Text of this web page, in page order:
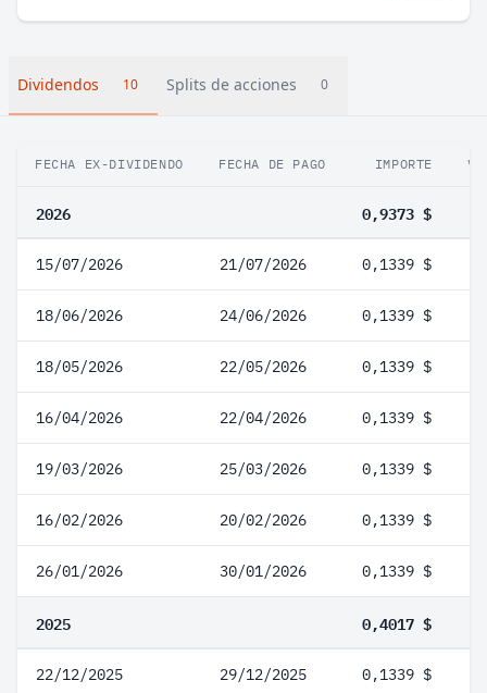
Dividendos 10 Splits de acciones 0
FECHA EX-DIVIDENDO FECHA DE PAGO IMPORTE
2026 0,9373 $
15/07/2026 21/07/2026 0,1339 $
18/06/2026 24/06/2026 0,1339 $
18/05/2026 22/05/2026 0,1339 $
16/04/2026 22/04/2026 0,1339 $
19/03/2026 25/03/2026 0,1339 $
16/02/2026 20/02/2026 0,1339 $
26/01/2026 30/01/2026 0,1339 $
2025 0,4017 $
22/12/2025 29/12/2025 0,1339 $